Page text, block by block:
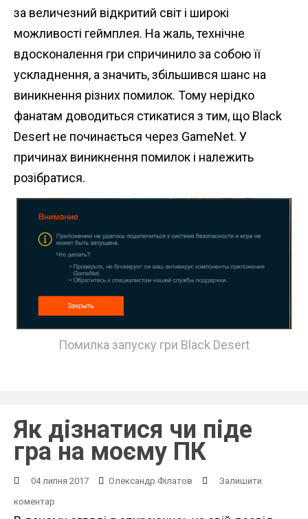
за величезний відкритий світ і широкі
можливості геймплея. На жаль, технічне
вдосконалення гри спричинило за собою її
ускладнення, а значить, збільшився шанс на
виникнення різних помилок. Тому нерідко
фанатам доводиться стикатися з тим, що Black
Desert не починається через GameNet. У
причинах виникнення помилок і належить
розібратися.
Помилка запуску гри Black Desert
Як дізнатися чи піде
гра на моєму ПК
04 липня 2017 Олександр Філатов
Залишити
коментар